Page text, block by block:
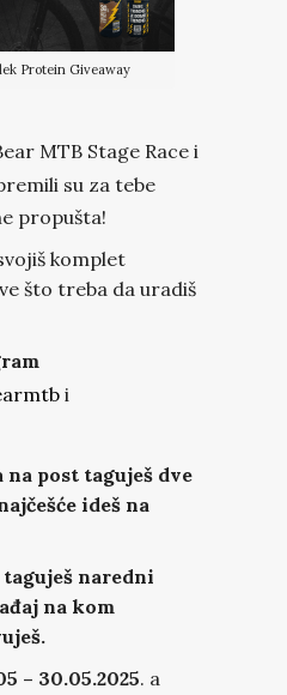
Protein Giveaway
MTB Stage Race i
su za tebe
propušta!
komplet
što treba da uradiš
i
post taguješ dve
ideš na
naredni
na kom
– 30.05.2025. a